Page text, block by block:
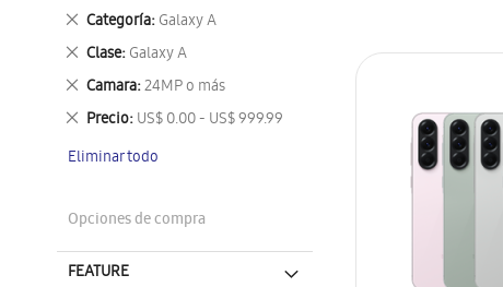
Categoría Galaxy A
Eliminar
este
artículo
Clase Galaxy A
Eliminar
este
artículo
Camara 24MP o más
Eliminar
este
artículo
Precio US$ 0.00 - US$ 999.99
Eliminar
artículo
Eliminar todo
Opciones de compra
FEATURE